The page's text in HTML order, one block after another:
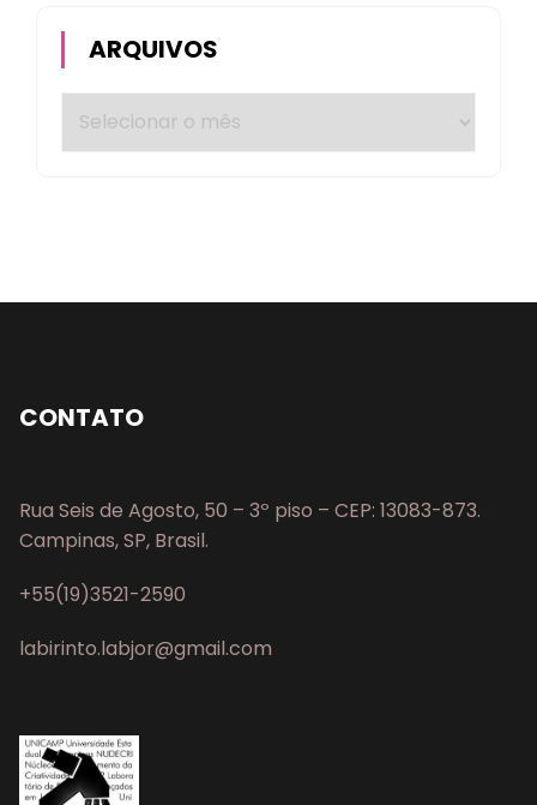
ARQUIVOS
CONTATO
Rua Seis de Agosto, 50 – 3º piso – CEP: 13083-873.
Campinas, SP, Brasil.
+55(19)3521-2590
labirinto.labjor@gmail.com